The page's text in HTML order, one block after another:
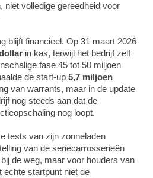
niet volledige gereedheid voor
blijft financieel. Op 31 maart 2026
in kas, terwijl het bedrijf zelf
fase 45 tot 50 miljoen
de start-up 5,7 miljoen
van warrants, maar in de update
nog steeds aan dat de
nog loopt.
tests van zijn zonneladen
van de seriecarrosserieën
de weg, maar voor houders van
echte startpunt niet de